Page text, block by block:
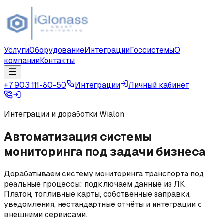
УслугиОборудованиеИнтеграцииГоссистемыО
компанииКонтакты
+7 903 111-80-50 Интеграции Личный кабинет
Интеграции и доработки Wialon
Автоматизация системы
мониторинга под задачи бизнеса
Дорабатываем систему мониторинга транспорта под
реальные процессы: подключаем данные из ЛК
Платон, топливные карты, собственные заправки,
уведомления, нестандартные отчёты и интеграции с
внешними сервисами.